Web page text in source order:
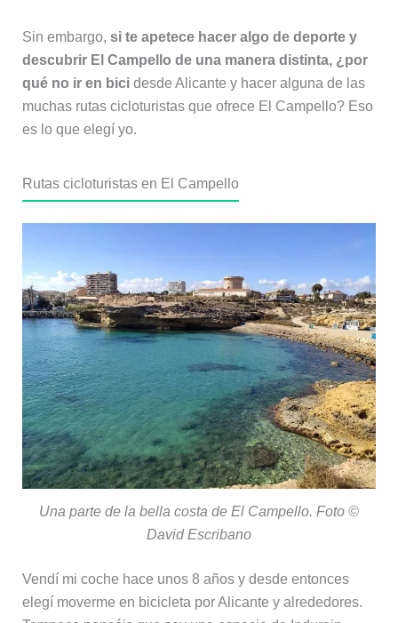
Sin embargo, si te apetece hacer algo de deporte y
descubrir El Campello de una manera distinta, ¿por
qué no ir en bicidesde Alicante y hacer alguna de las
muchas rutas cicloturistas que ofrece El Campello? Eso
es lo que elegí yo.
Rutas cicloturistas en El Campello
Una parte de la bella costa de El Campello. Foto ©
David Escribano
Vendí mi coche hace unos 8 años y desde entonces
elegí moverme en bicicleta por Alicante y alrededores.